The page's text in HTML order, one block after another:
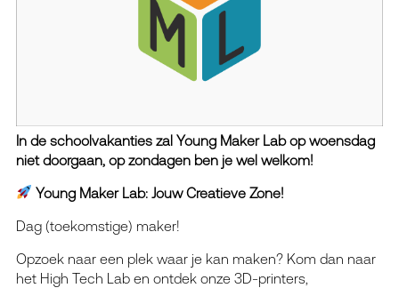
In de schoolvakanties zal Young Maker Lab op woensdag
niet doorgaan, op zondagen ben je wel welkom!
Young Maker Lab: Jouw Creatieve Zone!
Dag (toekomstige) maker!
Opzoek naar een plek waar je kan maken? Kom dan naar
het High Tech Lab en ontdek onze 3D-printers,